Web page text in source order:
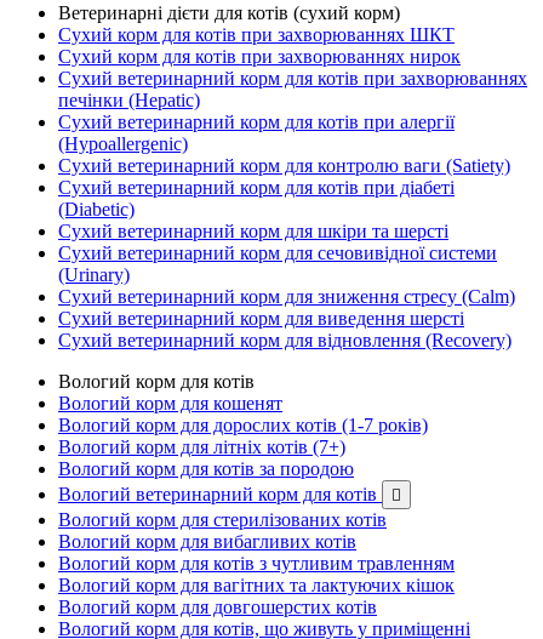
Ветеринарні дієти для котів (сухий корм)
Сухий корм для котів при захворюваннях ШКТ
Сухий корм для котів при захворюваннях нирок
Сухий ветеринарний корм для котів при захворюваннях
печінки (Hepatic)
Сухий ветеринарний корм для котів при алергії
(Hypoallergenic)
Сухий ветеринарний корм для контролю ваги (Satiety)
Сухий ветеринарний корм для котів при діабеті
(Diabetic)
Сухий ветеринарний корм для шкіри та шерсті
Сухий ветеринарний корм для сечовивідної системи
(Urinary)
Сухий ветеринарний корм для зниження стресу (Calm)
Сухий ветеринарний корм для виведення шерсті
Сухий ветеринарний корм для відновлення (Recovery)
Вологий корм для котів
Вологий корм для кошенят
Вологий корм для дорослих котів (1-7 років)
Вологий корм для літніх котів (7+)
Вологий корм для котів за породою
Вологий ветеринарний корм для котів

Вологий корм для стерилізованих котів
Вологий корм для вибагливих котів
Вологий корм для котів з чутливим травленням
Вологий корм для вагітних та лактуючих кішок
Вологий корм для довгошерстих котів
Вологий корм для котів, що живуть у приміщенні